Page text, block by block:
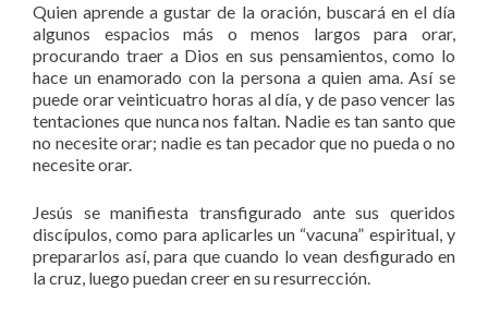
Quien aprende a gustar de la oración, buscará en el día
algunos espacios más o menos largos para orar,
procurando traer a Dios en sus pensamientos, como lo
hace un enamorado con la persona a quien ama. Así se
puede orar veinticuatro horas al día, y de paso vencer las
tentaciones que nunca nos faltan. Nadie es tan santo que
no necesite orar; nadie es tan pecador que no pueda o no
necesite orar.
Jesús se manifiesta transfigurado ante sus queridos
discípulos, como para aplicarles un “vacuna” espiritual, y
prepararlos así, para que cuando lo vean desfigurado en
la cruz, luego puedan creer en su resurrección.